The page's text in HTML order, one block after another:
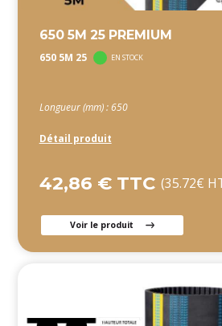
650 5M 25 PREMIUM
650 5M 25 EN STOCK
Longueur (mm) : 650
Détail produit
42,86 € TTC (35.72€
Voir le produit